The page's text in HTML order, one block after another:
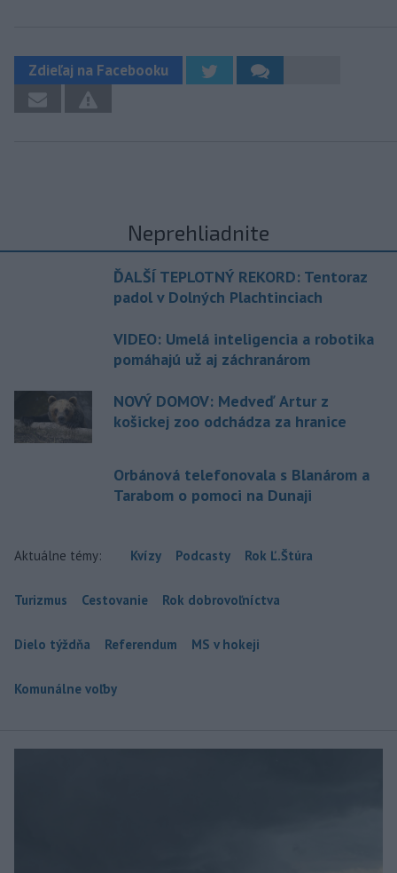
Zdieľaj na Facebooku
Neprehliadnite
ĎALŠÍ TEPLOTNÝ REKORD: Tentoraz
padol v Dolných Plachtinciach
VIDEO: Umelá inteligencia a robotika
pomáhajú už aj záchranárom
NOVÝ DOMOV: Medveď Artur z
košickej zoo odchádza za hranice
Orbánová telefonovala s Blanárom a
Tarabom o pomoci na Dunaji
Aktuálne témy: Kvízy Podcasty Rok Ľ.Štúra
Turizmus Cestovanie Rok dobrovoľníctva
Dielo týždňa Referendum MS v hokeji
Komunálne voľby